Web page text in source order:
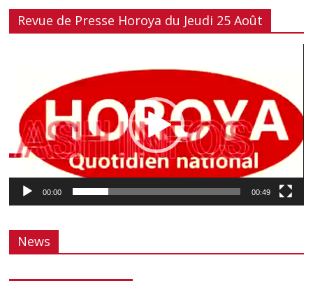
Revue de Presse Horoya du Jeudi 25 Août
00:00 00:49
News